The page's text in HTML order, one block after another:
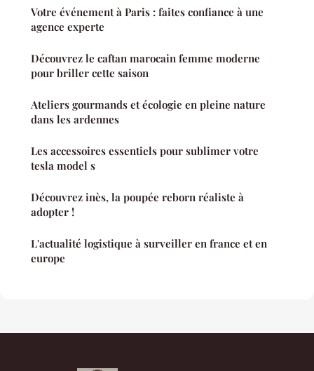
Votre événement à Paris : faites confiance à une
agence experte
Découvrez le caftan marocain femme moderne
pour briller cette saison
Ateliers gourmands et écologie en pleine nature
dans les ardennes
Les accessoires essentiels pour sublimer votre
tesla model s
Découvrez inès, la poupée reborn réaliste à
adopter !
L'actualité logistique à surveiller en france et en
europe